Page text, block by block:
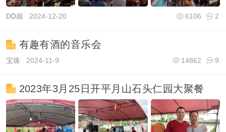
DD叔 2024-12-20 2
6106
有趣有酒的音乐会
宝珠 2024-11-9 9
14862
2023年3月25日开平月山石头仁园大聚餐